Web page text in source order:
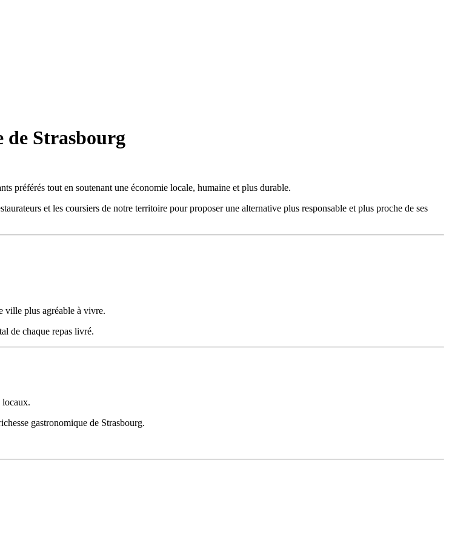
de Strasbourg
préférés tout en soutenant une économie locale, humaine et plus durable.
et les coursiers de notre territoire pour proposer une alternative plus responsable et plus proche de ses
ville plus agréable à vivre.
de chaque repas livré.
locaux.
gastronomique de Strasbourg.